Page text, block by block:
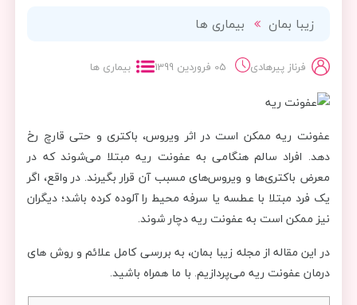
زیبا بمان بیماری ها
فرناز پیرهادی 05 فروردین 1399 بیماری ها
عفونت ریه ممکن است در اثر ویروس، باکتری و حتی قارچ رخ
دهد. افراد سالم هنگامی به عفونت ریه مبتلا می‌شوند که در
معرض باکتری‌ها و ویروس‌های مسبب آن قرار بگیرند. در واقع، اگر
یک فرد مبتلا با عطسه یا سرفه محیط را آلوده کرده باشد؛ دیگران
نیز ممکن است به عفونت ریه دچار شوند.
در این مقاله از مجله زیبا بمان، به بررسی کامل علائم و روش ‌های
درمان عفونت ریه می‌پردازیم. با ما همراه باشید.